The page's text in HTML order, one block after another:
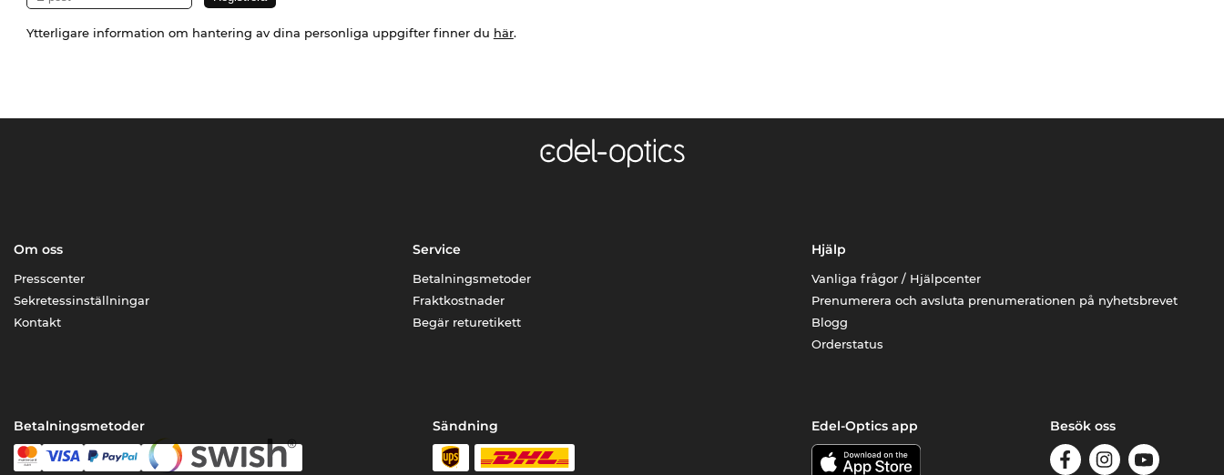
Ytterligare information om hantering av dina personliga uppgifter finner du här.
Om oss
Presscenter
Sekretessinställningar
Kontakt
Service
Betalningsmetoder
Fraktkostnader
Begär returetikett
Hjälp
Vanliga frågor / Hjälpcenter
Prenumerera och avsluta prenumerationen på nyhetsbrevet
Blogg
Orderstatus
Betalningsmetoder Sändning Edel-Optics app Besök oss